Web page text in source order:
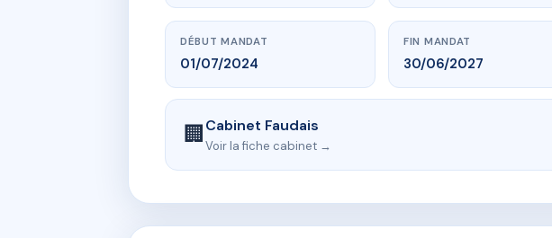
DÉBUT MANDAT
01/07/2024
FIN MANDAT
30/06/2027
🏢Cabinet Faudais
Voir la fiche cabinet →